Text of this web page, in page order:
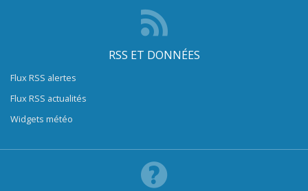
RSS ET DONNÉES
Flux RSS alertes
Flux RSS actualités
Widgets météo